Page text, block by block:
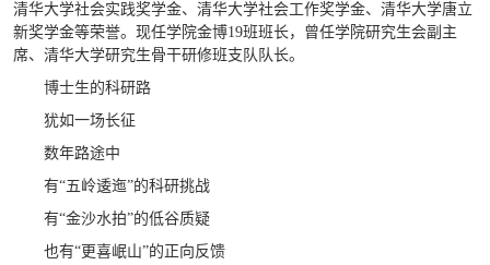
清华大学社会实践奖学金、清华大学社会工作奖学金、清华大学唐立
新奖学金等荣誉。现任学院金博19班班长，曾任学院研究生会副主
席、清华大学研究生骨干研修班支队队长。
博士生的科研路
犹如一场长征
数年路途中
有“五岭逶迤”的科研挑战
有“金沙水拍”的低谷质疑
也有“更喜岷山”的正向反馈